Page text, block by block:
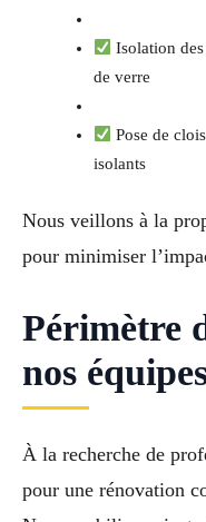
Isolation
de verre
Pose de
isolants
Nous veillons à la
pour minimiser
Périmètre
nos
À la recherche de
pour une rénovation